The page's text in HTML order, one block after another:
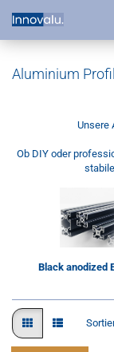
Aluminium
Unsere
Ob DIY oder
Black anodized